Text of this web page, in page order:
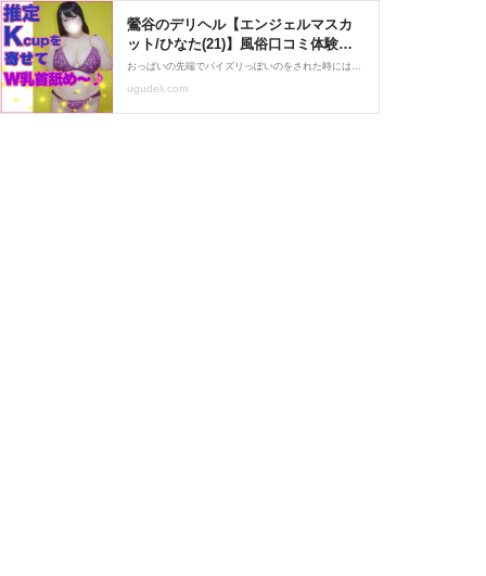
鶯谷のデリヘル【エンジェルマスカ
ット/ひなた(21)】風俗口コミ体験レ
ポ/なんだこの空気づくりのうまさ!!
仲の良い友達とこんなエッチな事で
おっぱいの先端でパイズリっぽいのをされた時にはお風呂場で暴発寸前です♪ そうこうしている間に身体もあたたまったのでタオルで拭いて先にベットへ。 受け攻めどっちと聞くと「いつもは大体Ｍで。。。」とのこと。 そうとなると逆に自分はあえての受け身からスタート！
ugudeli.com